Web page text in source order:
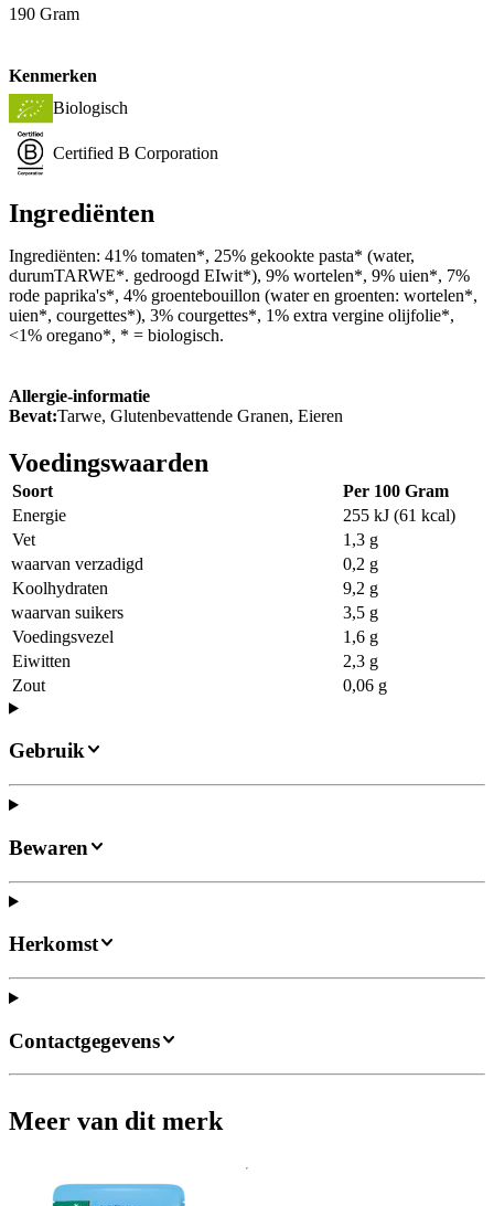
190 Gram
Kenmerken
Biologisch
Certified B Corporation
Ingrediënten
Ingrediënten: 41% tomaten*, 25% gekookte pasta* (water,
durumTARWE*. gedroogd EIwit*), 9% wortelen*, 9% uien*, 7%
rode paprika's*, 4% groentebouillon (water en groenten: wortelen*,
uien*, courgettes*), 3% courgettes*, 1% extra vergine olijfolie*,
<1% oregano*, * = biologisch.
Allergie-informatie
Bevat:Tarwe, Glutenbevattende Granen, Eieren
Voedingswaarden
Soort
Per 100 Gram
Energie
255 kJ (61 kcal)
Vet
1,3 g
waarvan verzadigd
0,2 g
Koolhydraten
9,2 g
waarvan suikers
3,5 g
Voedingsvezel
1,6 g
Eiwitten
2,3 g
Zout
0,06 g
Gebruik
Bewaren
Herkomst
Contactgegevens
Meer van dit merk